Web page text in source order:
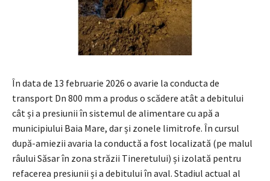
În data de 13 februarie 2026 o avarie la conducta de
transport Dn 800 mm a produs o scădere atât a debitului
cât și a presiunii în sistemul de alimentare cu apă a
municipiului Baia Mare, dar și zonele limitrofe. În cursul
după-amiezii avaria la conductă a fost localizată (pe malul
râului Săsar în zona străzii Tineretului) și izolată pentru
refacerea presiunii și a debitului în aval. Stadiul actual al